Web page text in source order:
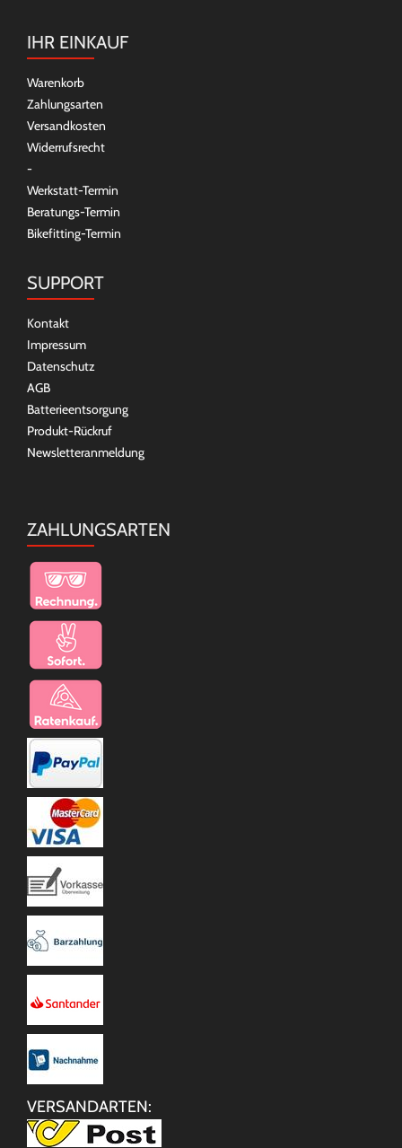
IHR EINKAUF
Warenkorb
Zahlungsarten
Versandkosten
Widerrufsrecht
-
Werkstatt-Termin
Beratungs-Termin
Bikefitting-Termin
SUPPORT
Kontakt
Impressum
Datenschutz
AGB
Batterieentsorgung
Produkt-Rückruf
Newsletteranmeldung
ZAHLUNGSARTEN
VERSANDARTEN: